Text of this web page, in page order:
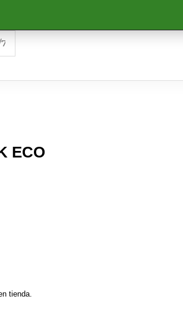
ECO
tienda.